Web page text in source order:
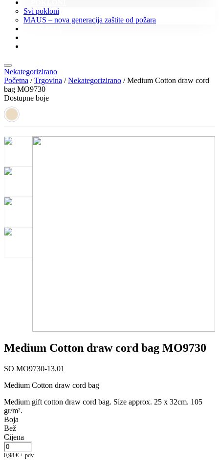
Svi pokloni
MAUS – nova generacija zaštite od požara
Nekategorizirano
Početna /Trgovina /Nekategorizirano / Medium Cotton draw cord
bag MO9730
Dostupne boje
Medium Cotton draw cord bag MO9730
SO MO9730-13.01
Medium Cotton draw cord bag
Medium gift cotton draw cord bag. Size approx. 25 x 32cm. 105
gr/m².
Boja
Bež
Cijena
0,98 € + pdv